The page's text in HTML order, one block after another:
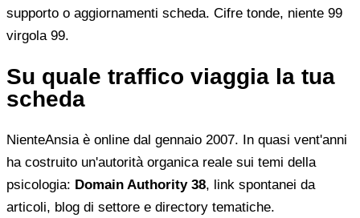
supporto o aggiornamenti scheda. Cifre tonde, niente 99
virgola 99.
Su quale traffico viaggia la tua
scheda
NienteAnsia è online dal gennaio 2007. In quasi vent'anni
ha costruito un'autorità organica reale sui temi della
psicologia: Domain Authority 38, link spontanei da
articoli, blog di settore e directory tematiche.